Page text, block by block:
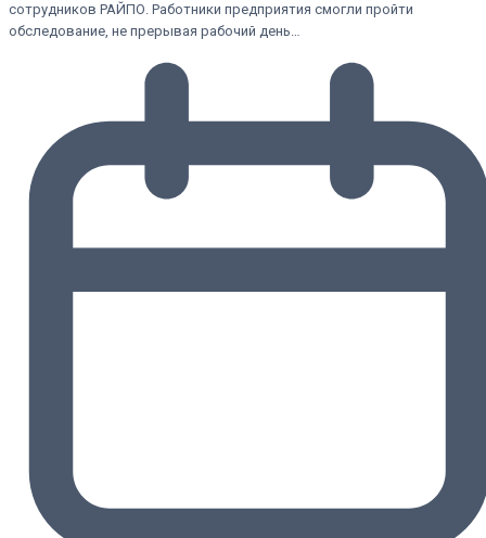
сотрудников РАЙПО. Работники предприятия смогли пройти
обследование, не прерывая рабочий день…